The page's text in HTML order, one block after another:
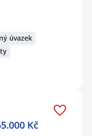
úvazek
Kč